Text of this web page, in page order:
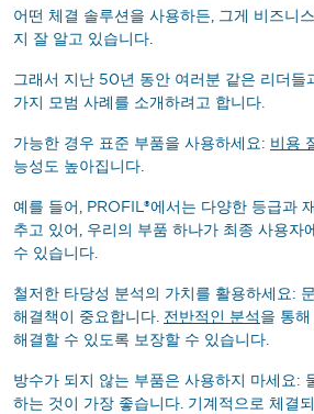
어떤 체결 솔루션을 사용하든, 그게 비즈니
지 잘 알고 있습니다.
그래서 지난 50년 동안 여러분 같은 리더들
가지 모범 사례를 소개하려고 합니다.
가능한 경우 표준 부품을 사용하세요: 비용
능성도 높아집니다.
예를 들어, PROFIL®에서는 다양한 등급과
추고 있어, 우리의 부품 하나가 최종 사용자
수 있습니다.
철저한 타당성 분석의 가치를 활용하세요:
해결책이 중요합니다. 전반적인 분석을 통
해결할 수 있도록 보장할 수 있습니다.
방수가 되지 않는 부품은 사용하지 마세요:
하는 것이 가장 좋습니다. 기계적으로 체결